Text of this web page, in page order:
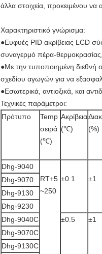
άλλα στοιχεία, προκειμένου να
Χαρακτηριστικό γνώρισμα:
●Ευφυές PID ακρίβειας LCD
συναγερμό πέρα-
●Με την τυποποιημένη διεθνή
σχεδίου αγωγών για να
●Εσωτερικά, αντιοξικά, και
Τεχνικές παράμετροι:
Πρότυπο
Temp
σειρά
(℃)
Ακρίβεια
(℃)
(%)
Dhg-9040
RT+5
~250
±0.1 ±1
Dhg-9070
Dhg-9130
Dhg-9230
Dhg-9040C
±0.5 ±1
Dhg-9070C
Dhg-9130C